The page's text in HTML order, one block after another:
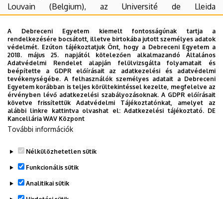
Louvain (Belgium), az Université de Lleida
(Spanyolország), az Université de Bologna (Olaszország).
Az alprogramban az elmúlt évtizedekben több hallgató
szerzett doktori fokozatot. Az ide felvételiző hallgatók az
irodalomtörténeti témáktól kezdve a kultúratudományi
kutatásokig számos téma közül választhatnak. Az
alprogram keretében lehetőség nyílik olyan témák
kutatására, mint a 18-19-20. századi francia irodalom, az
irodalom- és kultúraelmélet, a francia kultúra és civilizáció
különféle jelenségei (sajtó, film, fotó), a francia populáris
irodalom (műfajai, fontos szerzői), líratörténet, líraelmélet,
a francia dráma története.
Legutóbbi frissítés: 2026. 01. 11. 02:04
A Debreceni Egyetem kiemelt fontosságúnak tartja a
rendelkezésére bocsátott, illetve birtokába jutott személyes adatok
védelmét. Ezúton tájékoztatjuk Önt, hogy a Debreceni Egyetem a
2018. május 25. napjától kötelezően alkalmazandó Általános
Adatvédelmi Rendelet alapján felülvizsgálta folyamatait és
beépítette a GDPR előírásait az adatkezelési és adatvédelmi
tevékenységébe. A felhasználók személyes adatait a Debreceni
Egyetem korábban is teljes körültekintéssel kezelte, megfelelve az
érvényben lévő adatkezelési szabályozásoknak. A GDPR előírásait
követve frissítettük Adatvédelmi Tájékoztatónkat, amelyet az
alábbi linkre kattintva olvashat el:Adatkezelési tájékoztató. DE
Kancellária WAV Központ
További információk
Nélkülözhetetlen sütik
Funkcionális sütik
Analitikai sütik